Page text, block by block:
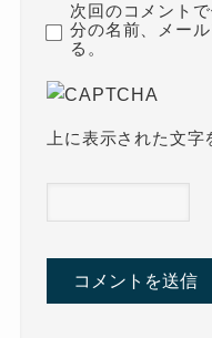
次回のコメント
分の名前、メー
る。
上に表示された文字